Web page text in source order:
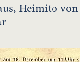
Heimito